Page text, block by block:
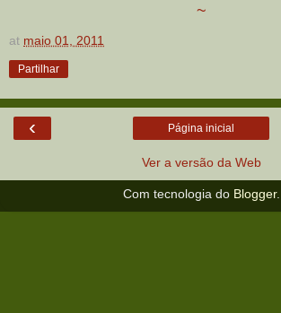
~
at maio 01, 2011
Partilhar
‹ Página inicial
Ver a versão da Web
Com tecnologia do Blogger.